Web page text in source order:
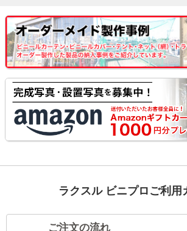
ラクスル ビニプロご利用
ご注文の流れ